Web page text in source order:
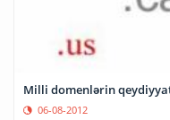
06-08-2012